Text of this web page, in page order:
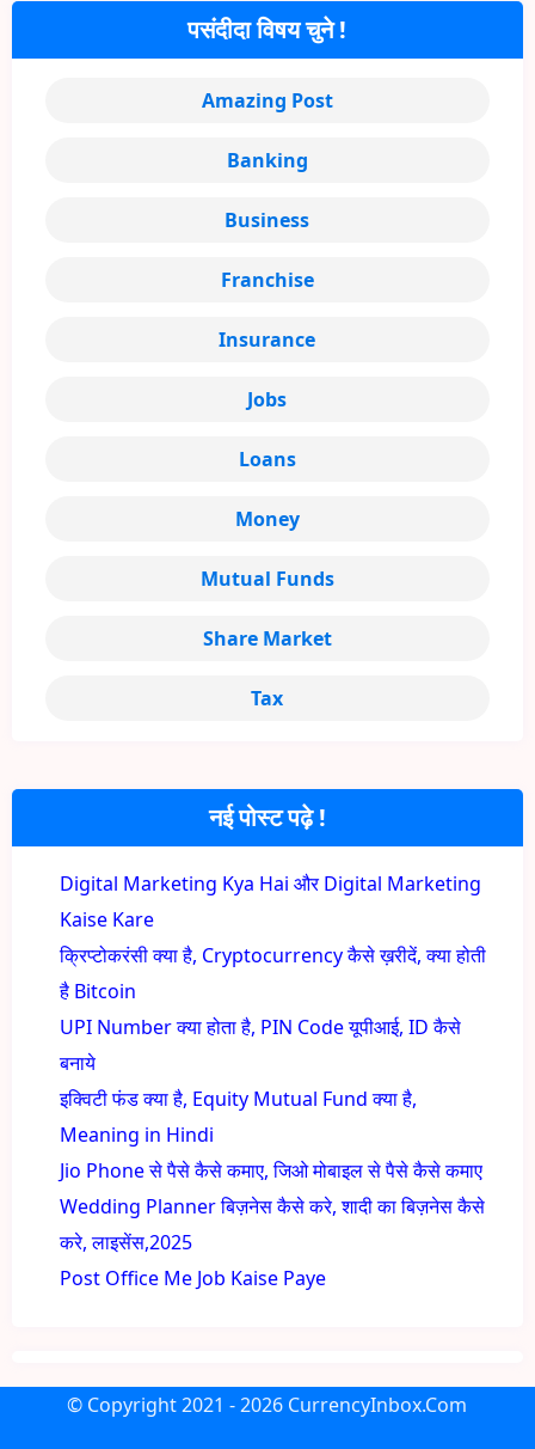
नई पोस्ट पढ़े !
Digital Marketing Kya Hai और Digital Marketing
Kaise Kare
क्रिप्टोकरंसी क्या है, Cryptocurrency कैसे ख़रीदें, क्या होती
है Bitcoin
UPI Number क्या होता है, PIN Code यूपीआई, ID कैसे
बनाये
इक्विटी फंड क्या है, Equity Mutual Fund क्या है,
Meaning in Hindi
Jio Phone से पैसे कैसे कमाए, जिओ मोबाइल से पैसे कैसे कमाए
Wedding Planner बिज़नेस कैसे करे, शादी का बिज़नेस कैसे
करे, लाइसेंस,2025
Post Office Me Job Kaise Paye
पसंदीदा विषय चुने !
Amazing Post
Banking
Business
Franchise
Insurance
Jobs
Loans
Money
Mutual Funds
Share Market
Tax
© Copyright2021 - 2026 CurrencyInbox.Com